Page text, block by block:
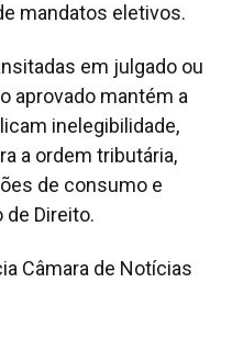
mandatos eletivos.
em julgado ou
aprovado mantém a
inelegibilidade,
a ordem tributária,
de consumo e
Direito.
Câmara de Notícias